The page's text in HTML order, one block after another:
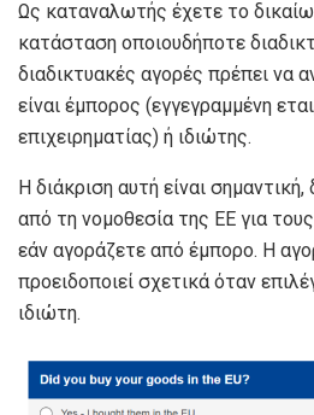
Ως καταναλωτής έχετε το
κατάσταση οποιουδήποτε
διαδικτυακές αγορές πρέπει να
είναι έμπορος (εγγεγραμμένη
επιχειρηματίας) ή ιδιώτης.
Η διάκριση αυτή είναι
από τη νομοθεσία της ΕΕ για
εάν αγοράζετε από έμπορο. Η
προειδοποιεί σχετικά όταν
ιδιώτη.